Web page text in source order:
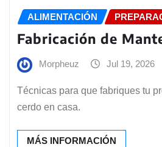
ALIMENTACIÓN
Fabricación de
Morpheuz Jul 19, 2026
Técnicas para que fabriques tu
cerdo en casa.
MÁS INFORMACIÓN